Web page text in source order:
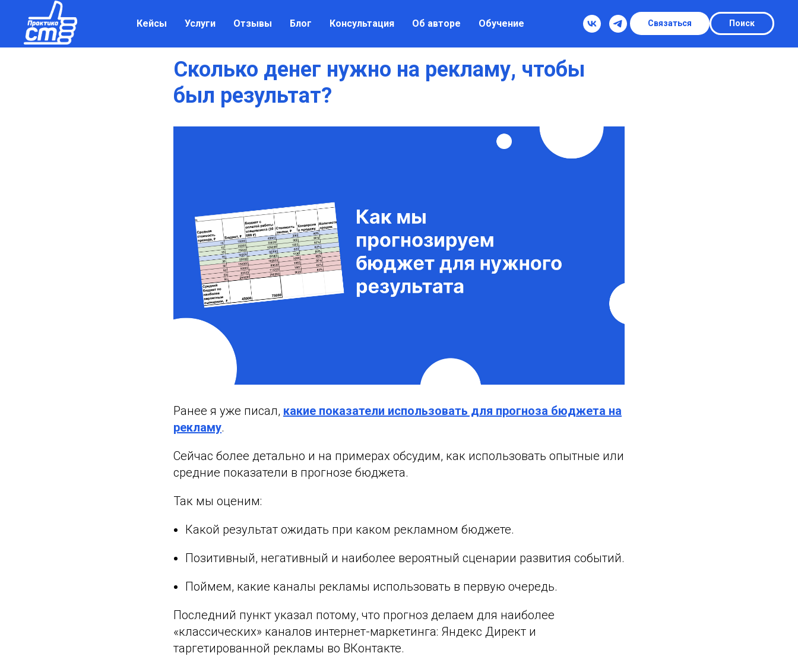
Кейсы Услуги Отзывы Блог Консультация Об авторе Обучение Связаться Поиск
Сколько денег нужно на рекламу, чтобы
был результат?
Ранее я уже писал, какие показатели использовать для прогноза бюджета на
рекламу.
Сейчас более детально и на примерах обсудим, как использовать опытные или
средние показатели в прогнозе бюджета.
Так мы оценим:
Какой результат ожидать при каком рекламном бюджете.
Позитивный, негативный и наиболее вероятный сценарии развития событий.
Поймем, какие каналы рекламы использовать в первую очередь.
Последний пункт указал потому, что прогноз делаем для наиболее
«классических» каналов интернет-маркетинга: Яндекс Директ и
таргетированной рекламы во ВКонтакте.